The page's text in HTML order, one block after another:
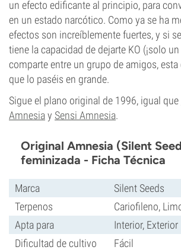
un efecto edificante al principio, para
en un estado narcótico. Como ya se ha
efectos son increíblemente fuertes, y si
tiene la capacidad de dejarte KO (¡solo
comparte entre un grupo de amigos, esta
que lo paséis en grande.
Sigue el plano original de 1996, igual que
Amnesiay Sensi Amnesia.
Original Amnesia (Silent
feminizada - Ficha Técnica
Marca
Silent Seeds
Terpenos
Cariofileno,
Apta para
Interior, Exterior
Dificultad de cultivo
Fácil